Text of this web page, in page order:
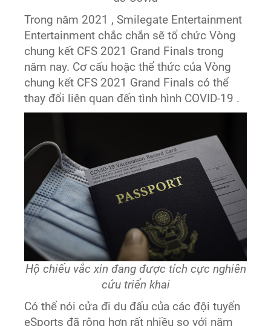
Trong năm 2021 , Smilegate Entertainment
Entertainment chắc chắn sẽ tổ chức Vòng
chung kết CFS 2021 Grand Finals trong
năm nay. Cơ cấu hoặc thể thức của Vòng
chung kết CFS 2021 Grand Finals có thể
thay đổi liên quan đến tình hình COVID-19 .
Hộ chiếu vắc xin đang được tích cực nghiên
cứu triển khai
Có thể nói cửa đi du đấu của các đội tuyển
eSports đã rộng hơn rất nhiều so với năm